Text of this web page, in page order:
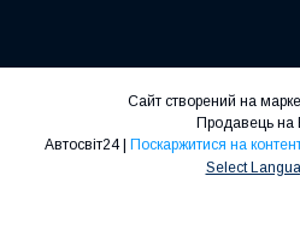
Сайт створений на
Продавець на
Поскаржитися на
Select